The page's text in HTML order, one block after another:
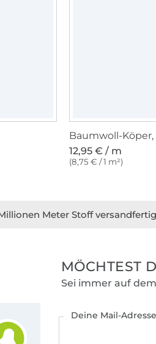
Baumwoll-
12,95 € / m
(8,75 € / 1 m²)
Meter Stoff versandfertig
MÖCHTEST
Sei immer auf
Deine Mail-Adresse